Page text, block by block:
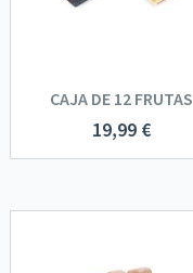
CAJA DE 12 FRUTAS
19,99 €